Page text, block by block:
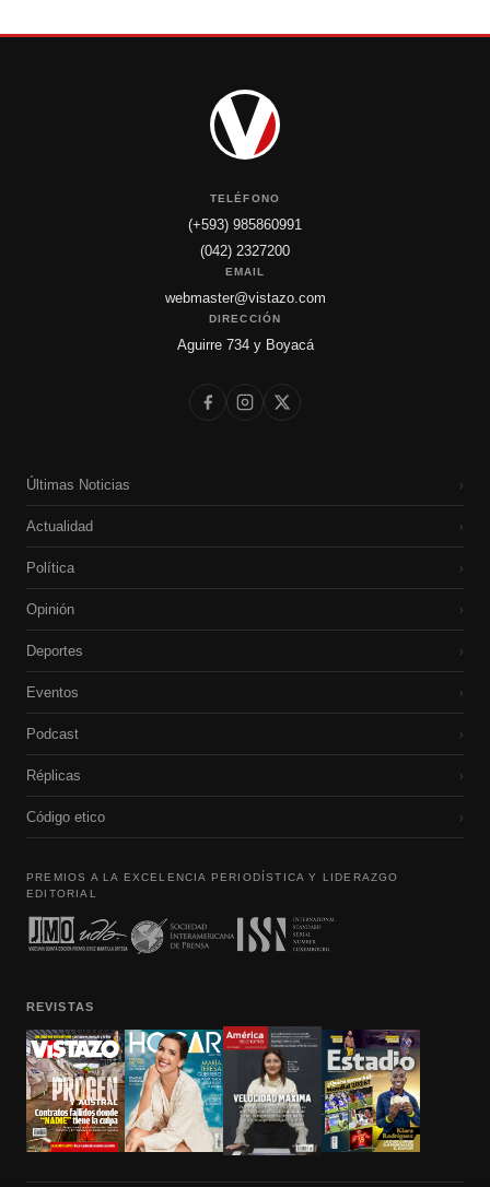
TELÉFONO
(+593) 985860991
(042) 2327200
EMAIL
webmaster@vistazo.com
DIRECCIÓN
Aguirre 734 y Boyacá
Últimas Noticias ›
Actualidad ›
Política ›
Opinión ›
Deportes ›
Eventos ›
Podcast ›
Réplicas ›
Código etico ›
PREMIOS A LA EXCELENCIA PERIODÍSTICA Y LIDERAZGO
EDITORIAL
REVISTAS